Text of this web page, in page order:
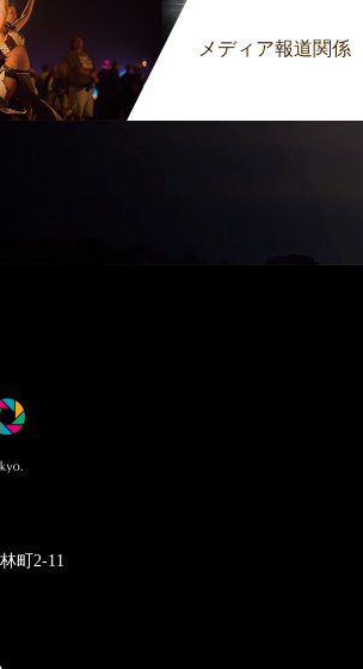
メディア報道関係
町2-11